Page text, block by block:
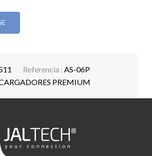
Referencia :AS-06P
PREMIUM